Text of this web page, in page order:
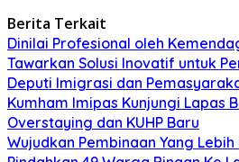
Berita Terkait
Dinilai Profesional oleh
Tawarkan Solusi Inovatif untuk
Deputi Imigrasi dan
Kumham Imipas Kunjungi Lapas
Overstaying dan KUHP Baru
Wujudkan Pembinaan Yang